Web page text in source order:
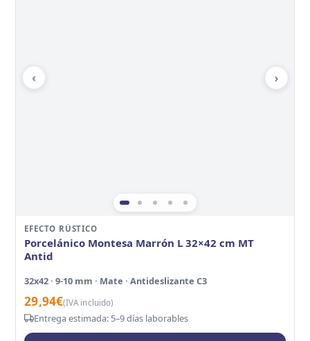
‹ ›
EFECTO RÚSTICO
Porcelánico Montesa Marrón L 32×42 cm MT
Antid
32x42 · 9-10 mm · Mate · Antideslizante C3
29,94€(IVA incluido)
Entrega estimada: 5–9 días laborables